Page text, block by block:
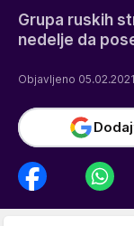
Grupa ruskih
nedelje da
Objavljeno